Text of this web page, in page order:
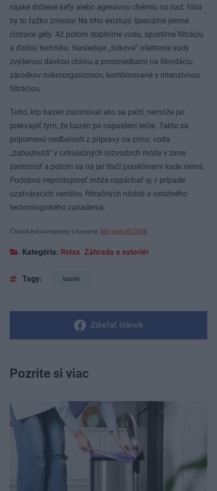
nijaké drôtené kefy alebo agresívnu chémiu na riad, fólia
by to ťažko zniesla! Na trhu existujú špeciálne jemné
čistiace gély. Až potom doplníme vodu, spustíme filtráciu
a ďalšiu techniku. Nasleduje „šokové“ ošetrenie vody
zvýšenou dávkou chlóru a prostriedkami na likvidáciu
zárodkov mikroorganizmov, kombinované s intenzívnou
filtráciou.
Toho, kto bazén zazimoval ako sa patrí, nemôže jar
prekvapiť tým, že bazén po napustení tečie. Takto sa
pripomenú nedbalosti z prípravy na zimu: voda
„zabudnutá“ v cirkulačných rozvodoch môže v zime
zamrznúť a potom sa na jar tlačí prasklinami kade nemá.
Podobnú neprístojnosť môže napáchať aj v prípade
uzatváracích ventilov, filtračných nádob a ostatného
technologického zariadenia.
Článok bol uverejnený v časopise Môj dom 09/2008
Kategória: Relax Záhrada a exteriér
Tagy: bazén
Zdieľať článok
Pozrite si viac